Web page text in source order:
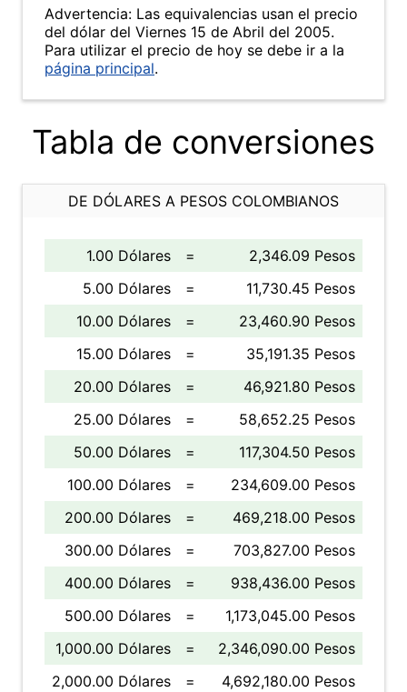
Advertencia: Las equivalencias usan el precio
del dólar del Viernes 15 de Abril del 2005.
Para utilizar el precio de hoy se debe ir a la
página principal.
Tabla de conversiones
DE DÓLARES A PESOS COLOMBIANOS
1.00 Dólares =
2,346.09 Pesos
5.00 Dólares
=
11,730.45 Pesos
10.00 Dólares
=
23,460.90 Pesos
15.00 Dólares
=
35,191.35 Pesos
20.00 Dólares
=
46,921.80 Pesos
25.00 Dólares
=
58,652.25 Pesos
50.00 Dólares
=
117,304.50 Pesos
100.00 Dólares
=
234,609.00 Pesos
200.00 Dólares
=
469,218.00 Pesos
300.00 Dólares
=
703,827.00 Pesos
400.00 Dólares
=
938,436.00 Pesos
500.00 Dólares
=
1,173,045.00 Pesos
1,000.00 Dólares
=
2,346,090.00 Pesos
2,000.00 Dólares
=
4,692,180.00 Pesos